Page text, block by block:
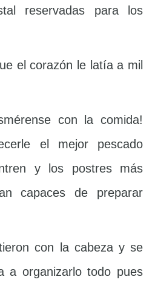
reservadas para los
el corazón le latía a mil
con la comida!
el mejor pescado
y los postres más
capaces de preparar
con la cabeza y se
a organizarlo todo pues